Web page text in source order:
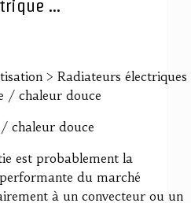
...
> Radiateurs électriques
/ chaleur douce
chaleur douce
est probablement la
du marché
à un convecteur ou un